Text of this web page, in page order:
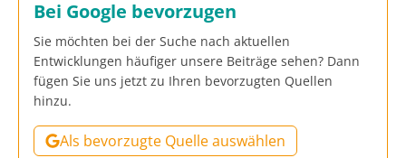
Bei Google bevorzugen
Sie möchten bei der Suche nach aktuellen
Entwicklungen häufiger unsere Beiträge sehen? Dann
fügen Sie uns jetzt zu Ihren bevorzugten Quellen
hinzu.
Als bevorzugte Quelle auswählen